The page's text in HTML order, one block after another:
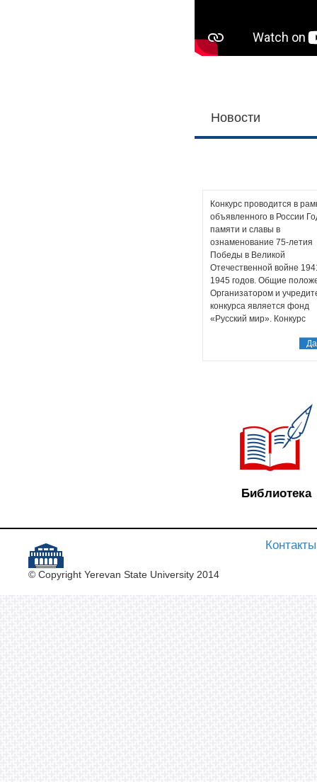
Новости
Конкурс проводится в
объявленного в России
памяти и славы в
ознаменование 75-летия
Победы в Великой
Отечественной войне
1945 годов. Общие
Организатором и
конкурса является фонд
«Русский мир». Конкурс
русскоязычного сегмента
журналистов и
русского языка […]
Библиотека
© Copyright Yerevan State University 2014
Контакты